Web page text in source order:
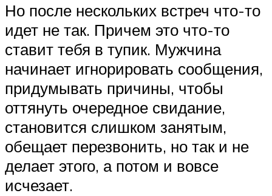
Но после нескольких встреч что-то
идет не так. Причем это что-то
ставит тебя в тупик. Мужчина
начинает игнорировать сообщения,
придумывать причины, чтобы
оттянуть очередное свидание,
становится слишком занятым,
обещает перезвонить, но так и не
делает этого, а потом и вовсе
исчезает.